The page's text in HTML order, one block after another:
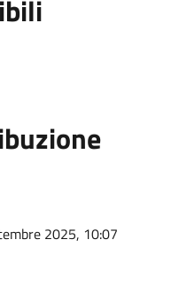
2025, 10:07